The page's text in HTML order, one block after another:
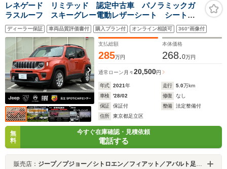
レネゲード リミテッド 認定中古車 パノラミックガ
ラスルーフ スキーグレー電動レザーシート シートヒ
ーター LEDライト 純正ナビ&地デジテレビ バックカ
メラ ETC2.0 AppleCarPlay アダプティブオートクル
ーズコントロール
ディーラー保証 車両品質評価書付 購入プラン付 オンライン相談可 360°画像付
支払総額
285万円
本体価格
268.0万円
通常ローン 月々20,500円
年式 2021年 走行 5.0万km
車検
'28/02 修復
なし
保証
保証付 整備
法定整備付
住所
東京都足立区
無
料
今すぐ在庫確認・見積依頼
電話する
販売店： ジープ／プジョー／シトロエン／フィアット／アバルト足立ＳＰＯＴｉＣＡＲセンター